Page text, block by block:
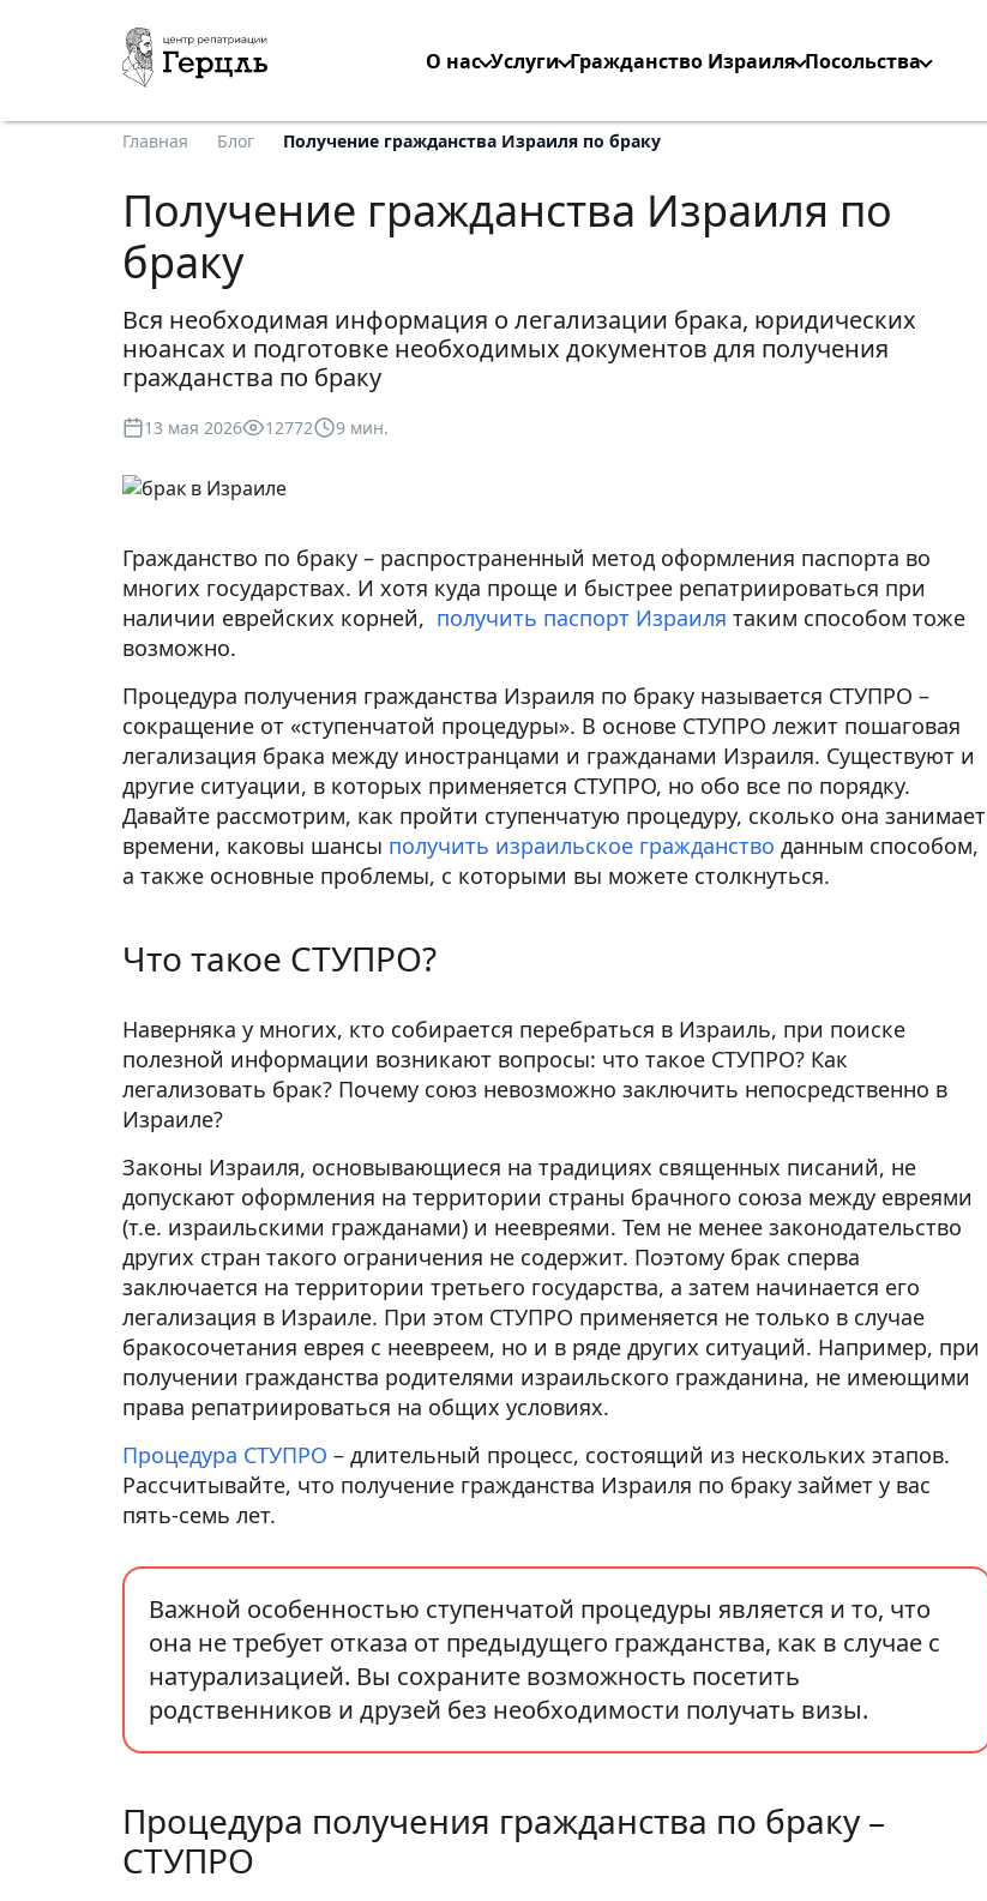
О нас Услуги Гражданство Израиля Посольства
Главная Блог Получение гражданства Израиля по браку
Получение гражданства Израиля по
браку
Вся необходимая информация о легализации брака, юридических
нюансах и подготовке необходимых документов для получения
гражданства по браку
13 мая 2026 12772 9 мин.
Гражданство по браку – распространенный метод оформления паспорта во
многих государствах. И хотя куда проще и быстрее репатриироваться при
наличии еврейских корней, получить паспорт Израиля таким способом тоже
возможно.
Процедура получения гражданства Израиля по браку называется СТУПРО –
сокращение от «ступенчатой процедуры». В основе СТУПРО лежит пошаговая
легализация брака между иностранцами и гражданами Израиля. Существуют и
другие ситуации, в которых применяется СТУПРО, но обо все по порядку.
Давайте рассмотрим, как пройти ступенчатую процедуру, сколько она занимает
времени, каковы шансы получить израильское гражданство данным способом,
а также основные проблемы, с которыми вы можете столкнуться.
Что такое СТУПРО?
Наверняка у многих, кто собирается перебраться в Израиль, при поиске
полезной информации возникают вопросы: что такое СТУПРО? Как
легализовать брак? Почему союз невозможно заключить непосредственно в
Израиле?
Законы Израиля, основывающиеся на традициях священных писаний, не
допускают оформления на территории страны брачного союза между евреями
(т.е. израильскими гражданами) и неевреями. Тем не менее законодательство
других стран такого ограничения не содержит. Поэтому брак сперва
заключается на территории третьего государства, а затем начинается его
легализация в Израиле. При этом СТУПРО применяется не только в случае
бракосочетания еврея с неевреем, но и в ряде других ситуаций. Например, при
получении гражданства родителями израильского гражданина, не имеющими
права репатриироваться на общих условиях.
Процедура СТУПРО – длительный процесс, состоящий из нескольких этапов.
Рассчитывайте, что получение гражданства Израиля по браку займет у вас
пять-семь лет.
Важной особенностью ступенчатой процедуры является и то, что
она не требует отказа от предыдущего гражданства, как в случае с
натурализацией. Вы сохраните возможность посетить
родственников и друзей без необходимости получать визы.
Процедура получения гражданства по браку –
СТУПРО